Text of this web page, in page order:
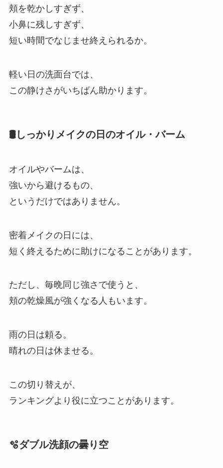
頬を乾かしすぎず、
小鼻に残しすぎず、
短い時間でなじませ終えられるか。
軽い日の洗面台では、
この静けさがいちばん助かります。
🛢️しっかりメイクの日のオイル・バーム
オイルやバームは、
強いから避けるもの、
というだけではありません。
密着メイクの日には、
短く終えるために助けになることがあります。
ただし、毎晩同じ強さで使うと、
頬の乾燥風が強くなる人もいます。
雨の日は頼る。
晴れの日は休ませる。
この切り替えが、
ランキングより役に立つことがあります。
🫧ダブル洗顔の曇り空